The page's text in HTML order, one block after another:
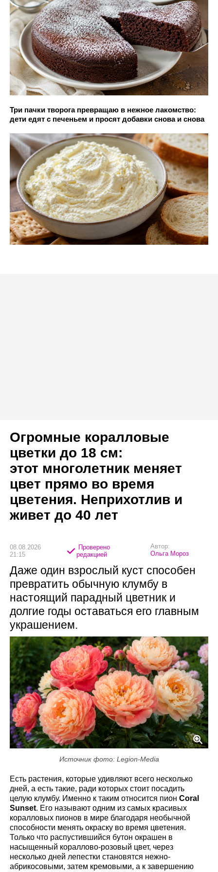
Три пачки творога превращаю в нежное лакомство:
дети едят с печеньем и просят добавки снова и снова
Огромные коралловые
цветки до 18 см:
этот многолетник меняет
цвет прямо во время
цветения. Неприхотлив и
живет до 40 лет
08.08.2026
21:15
Проверено
редакцией
Автор:
Ольга Мороз
Даже один взрослый куст способен
превратить обычную клумбу в
настоящий парадный цветник и
долгие годы оставаться его главным
украшением.
Источник фото: Legion-Media
Есть растения, которые удивляют всего несколько
дней, а есть такие, ради которых стоит посадить
целую клумбу. Именно к таким относится пион Coral
Sunset. Его называют одним из самых красивых
коралловых пионов в мире благодаря необычной
способности менять окраску во время цветения.
Только что распустившийся бутон окрашен в
насыщенный кораллово-розовый цвет, через
несколько дней лепестки становятся нежно-
абрикосовыми, затем кремовыми, а к завершению